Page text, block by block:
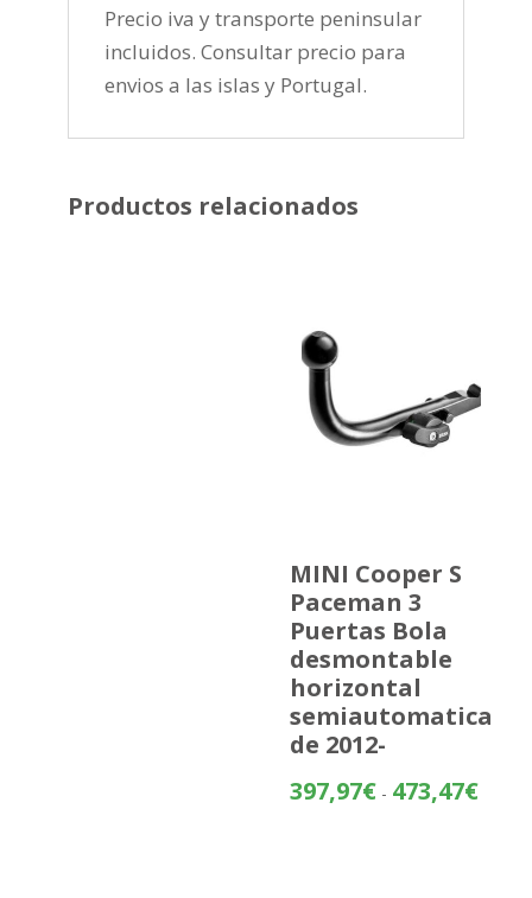
Precio iva y transporte peninsular
incluidos. Consultar precio para
envios a las islas y Portugal.
Productos relacionados
MINI Cooper S
Paceman 3
Puertas Bola
desmontable
horizontal
semiautomatica
de 2012-
397,97€ - 473,47€Rango